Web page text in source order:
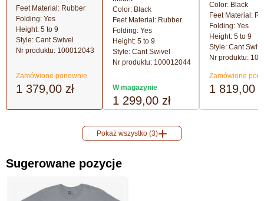
Feet Material: Rubber
Folding: Yes
Height: 5 to 9
Style: Cant Swivel
Nr produktu: 100012043
Zamówione ponownie
1 379,00 zł
Color: Black
Feet Material: Rubber
Folding: Yes
Height: 5 to 9
Style: Cant Swivel
Nr produktu: 100012044
W magazynie
1 299,00 zł
Color: Black
Feet Material:
Folding: Yes
Height: 5 to 9
Style: Cant
Nr produktu:
Zamówione
1 819,00
Pokaż wszystko (3)
Sugerowane pozycje